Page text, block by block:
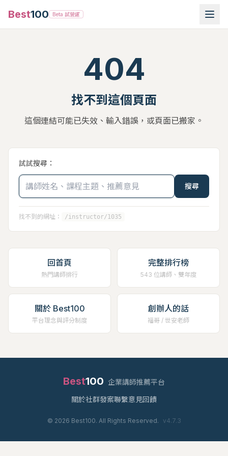
Best100 Beta 試營運
404
找不到這個頁面
這個連結可能已失效、輸入錯誤，或頁面已搬家。
試試搜尋：
搜尋
找不到的網址： /instructor/1035
回首頁
熱門講師排行
完整排行榜
543 位講師、雙年度
關於 Best100
平台理念與評分制度
創辦人的話
福哥 / 世安老師
Best100 企業講師推薦平台
關於社群發案聯繫意見回饋
© 2026 Best100. All Rights Reserved. v4.7.3